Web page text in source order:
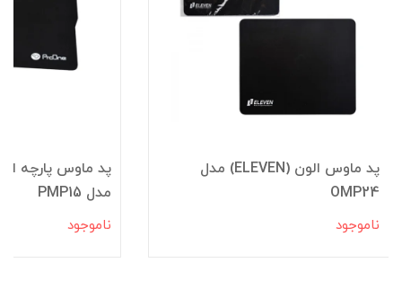
پد ماوس الون (ELEVEN) مدل
OMP24
ناموجود
مدل PMP15
ناموجود